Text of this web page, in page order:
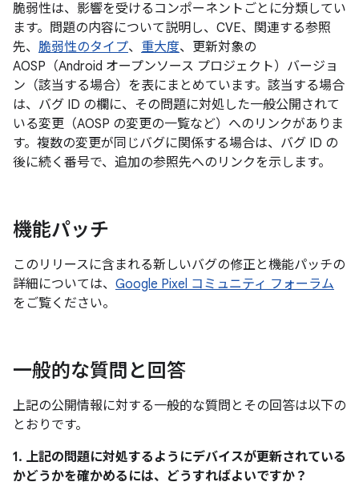
脆弱性は、影響を受けるコンポーネントごとに分類してい
ます。問題の内容について説明し、CVE、関連する参照
先、 脆弱性のタイプ、 重大度、更新対象の
AOSP（Android オープンソース プロジェクト）バージョ
ン（該当する場合）を表にまとめています。該当する場合
は、バグ ID の欄に、その問題に対処した一般公開されて
いる変更（AOSP の変更の一覧など）へのリンクがありま
す。複数の変更が同じバグに関係する場合は、バグ ID の
後に続く番号で、追加の参照先へのリンクを示します。
機能パッチ
このリリースに含まれる新しいバグの修正と機能パッチの
詳細については、 Google Pixel コミュニティ フォーラム
をご覧ください。
一般的な質問と回答
上記の公開情報に対する一般的な質問とその回答は以下の
とおりです。
1. 上記の問題に対処するようにデバイスが更新されている
かどうかを確かめるには、どうすればよいですか？